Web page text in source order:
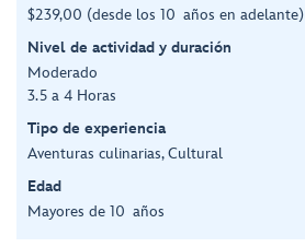
$239,00 (desde los 10 años en adelante)
Nivel de actividad y duración
Moderado
3.5 a 4 Horas
Tipo de experiencia
Aventuras culinarias, Cultural
Edad
Mayores de 10 años